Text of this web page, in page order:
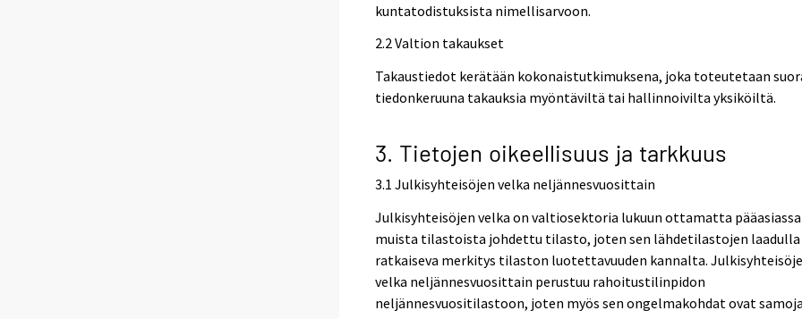
kuntatodistuksista nimellisarvoon.
2.2 Valtion takaukset
Takaustiedot kerätään kokonaistutkimuksena, joka toteutetaan
tiedonkeruuna takauksia myöntäviltä tai hallinnoivilta yksiköiltä.
3. Tietojen oikeellisuus ja tarkkuus
3.1 Julkisyhteisöjen velka neljännesvuosittain
Julkisyhteisöjen velka on valtiosektoria lukuun ottamatta pääasiassa
muista tilastoista johdettu tilasto, joten sen lähdetilastojen laadulla
ratkaiseva merkitys tilaston luotettavuuden kannalta.
velka neljännesvuosittain perustuu rahoitustilinpidon
neljännesvuositilastoon, joten myös sen ongelmakohdat ovat